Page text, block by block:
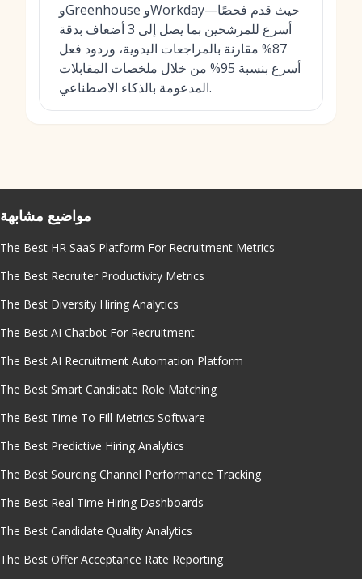
وGreenhouse وWorkday—حيث قدم فحصًا
أسرع للمرشحين بما يصل إلى 3 أضعاف بدقة
87% مقارنة بالمراجعات اليدوية، وردود فعل
أسرع بنسبة 95% من خلال ملخصات المقابلات
المدعومة بالذكاء الاصطناعي.
مواضيع مشابهة
The Best HR SaaS Platform For Recruitment Metrics
The Best Recruiter Productivity Metrics
The Best Diversity Hiring Analytics
The Best AI Chatbot For Recruitment
The Best AI Recruitment Automation Platform
The Best Smart Candidate Role Matching
The Best Time To Fill Metrics Software
The Best Predictive Hiring Analytics
The Best Sourcing Channel Performance Tracking
The Best Real Time Hiring Dashboards
The Best Candidate Quality Analytics
The Best Offer Acceptance Rate Reporting